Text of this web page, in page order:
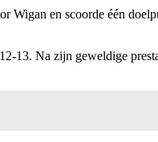
Wigan en scoorde één
13. Na zijn geweldige